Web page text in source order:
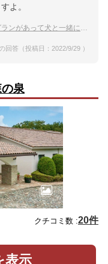
よ。
と一緒に泊まれる温泉宿をおしえてください！
回答（投稿日：2022/9/29 ）
泉
クチコミ数 :20件
表示